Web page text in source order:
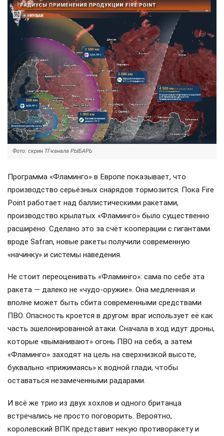
Фото: скрин ТГ-канала РЫБАРЬ
Программа «Фламинго» в Европе показывает, что
производство серьёзных снарядов тормозится. Пока Fire
Point работает над баллистическими ракетами,
производство крылатых «Фламинго» было существенно
расширено. Сделано это за счёт кооперации с гигантами
вроде Safran, новые ракеты получили современную
«начинку» и системы наведения.
Не стоит переоценивать «Фламинго»: сама по себе эта
ракета — далеко не «чудо-оружие». Она медленная и
вполне может быть сбита современными средствами
ПВО. Опасность кроется в другом: враг использует её как
часть эшелонированной атаки. Сначала в ход идут дроны,
которые «выманивают» огонь ПВО на себя, а затем
«Фламинго» заходят на цель на сверхнизкой высоте,
буквально «прижимаясь» к водной глади, чтобы
оставаться незамеченными радарами.
И всё же трио из двух хохлов и одного британца
встречались не просто поговорить. Вероятно,
королевский ВПК представит некую противоракету и